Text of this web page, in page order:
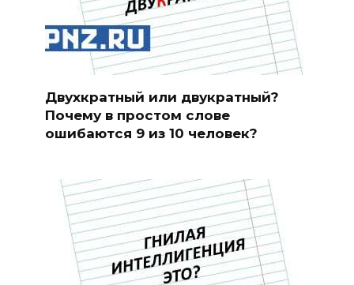
Двухкратный или двукратный?
Почему в простом слове
ошибаются 9 из 10 человек?